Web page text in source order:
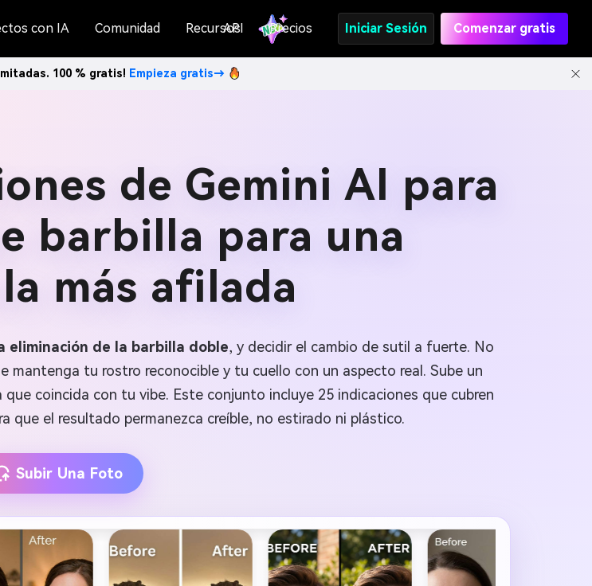
con IA Comunidad Recursos
API Precios Iniciar Sesión Comenzar gratis
100 % gratis! Empieza gratis→
de Gemini AI para
barbilla para una
más afilada
eliminación de la barbilla doble, y decidir el cambio de sutil a fuerte. No
mantenga tu rostro reconocible y tu cuello con un aspecto real. Sube un
coincida con tu vibe. Este conjunto incluye 25 indicaciones que cubren
que el resultado permanezca creíble, no estirado ni plástico.
Subir Una Foto